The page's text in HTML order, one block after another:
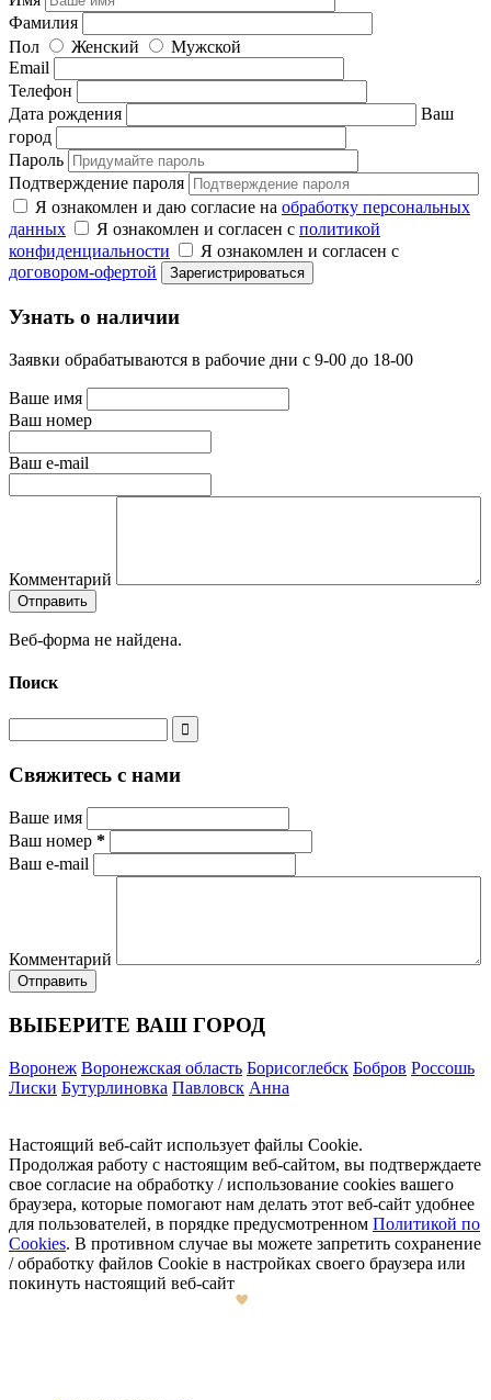
Фамилия
Пол
Женский
Мужской
Email
Телефон
Дата рождения
Ваш
город
Пароль
Подтверждение пароля
Я ознакомлен и даю согласие на обработку персональных
данных
Я ознакомлен и согласен с политикой
конфиденциальности
Я ознакомлен и согласен с
договором-офертой
Узнать о наличии
Заявки обрабатываются в рабочие дни с 9-00 до 18-00
Ваше имя
Ваш номер
Ваш e-mail
Комментарий
Веб-форма не найдена.
Поиск
Свяжитесь с нами
Ваше имя
Ваш номер *
Ваш e-mail
Комментарий
ВЫБЕРИТЕ ВАШ ГОРОД
Воронеж Воронежская область Борисоглебск Бобров Россошь
Лиски Бутурлиновка Павловск Анна
Настоящий веб-сайт использует файлы Cookie.
Продолжая работу с настоящим веб-сайтом, вы подтверждаете
свое согласие на обработку / использование cookies вашего
браузера, которые помогают нам делать этот веб-сайт удобнее
для пользователей, в порядке предусмотренном Политикой по
Cookies. В противном случае вы можете запретить сохранение
/ обработку файлов Cookie в настройках своего браузера или
покинуть настоящий веб-сайт